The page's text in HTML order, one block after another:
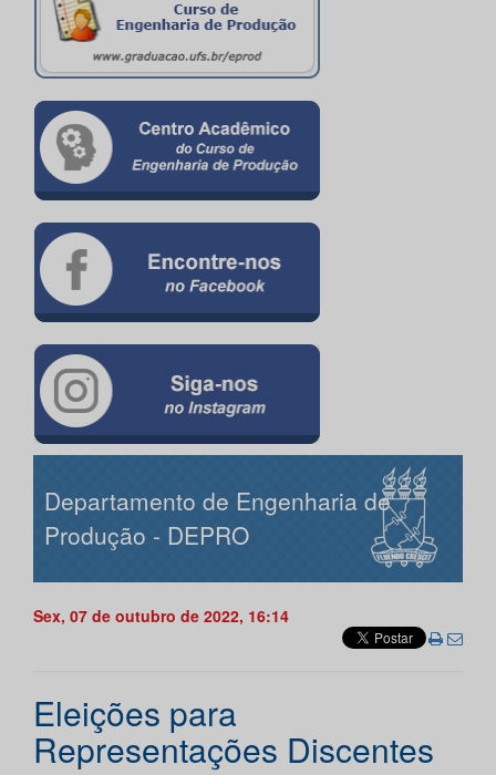
Departamento de Engenharia de
Produção - DEPRO
Sex, 07 de outubro de 2022, 16:14
Eleições para
Representações Discentes